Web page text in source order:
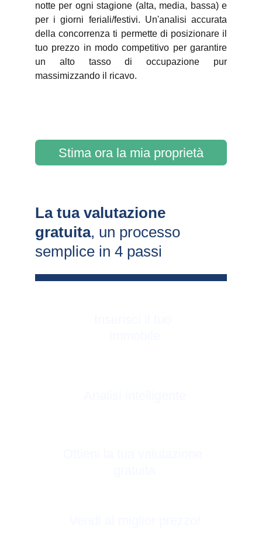
notte per ogni stagione (alta, media, bassa) e
per i giorni feriali/festivi. Un'analisi accurata
della concorrenza ti permette di posizionare il
tuo prezzo in modo competitivo per garantire
un alto tasso di occupazione pur
massimizzando il ricavo.
Stima ora la mia proprietà
La tua valutazione
gratuita, un processo
semplice in 4 passi